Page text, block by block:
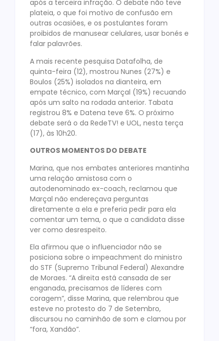
após a terceira infração. O debate não teve
plateia, o que foi motivo de confusão em
outras ocasiões, e os postulantes foram
proibidos de manusear celulares, usar bonés e
falar palavrões.
A mais recente pesquisa Datafolha, de
quinta-feira (12), mostrou Nunes (27%) e
Boulos (25%) isolados na dianteira, em
empate técnico, com Marçal (19%) recuando
após um salto na rodada anterior. Tabata
registrou 8% e Datena teve 6%. O próximo
debate será o da RedeTV! e UOL, nesta terça
(17), às 10h20.
OUTROS MOMENTOS DO DEBATE
Marina, que nos embates anteriores mantinha
uma relação amistosa com o
autodenominado ex-coach, reclamou que
Marçal não endereçava perguntas
diretamente a ela e preferia pedir para ela
comentar um tema, o que a candidata disse
ver como desrespeito.
Ela afirmou que o influenciador não se
posiciona sobre o impeachment do ministro
do STF (Supremo Tribunal Federal) Alexandre
de Moraes. “A direita está cansada de ser
enganada, precisamos de líderes com
coragem”, disse Marina, que relembrou que
esteve no protesto do 7 de Setembro,
discursou no caminhão de som e clamou por
“fora, Xandão”.